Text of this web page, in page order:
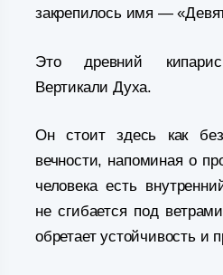
закрепилось имя —
Это древний
Вертикали Духа.
Он стоит здесь как
вечности, напоминая о
человека есть
не сгибается под
обретает устойчивость и